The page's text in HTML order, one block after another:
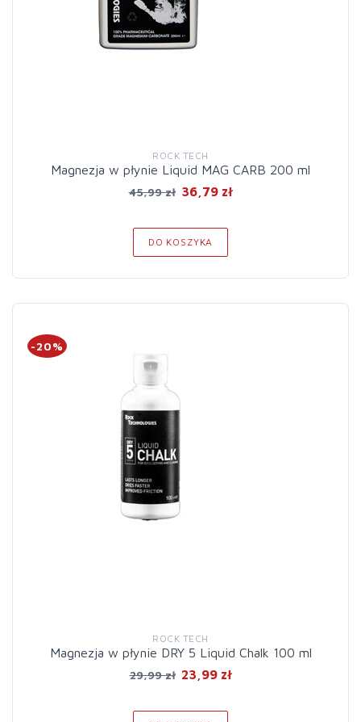
ROCK TECH
Magnezja w płynie Liquid MAG CARB 200 ml
45,99 zł 36,79 zł
DO KOSZYKA
-20%
ROCK TECH
Magnezja w płynie DRY 5 Liquid Chalk 100 ml
29,99 zł 23,99 zł